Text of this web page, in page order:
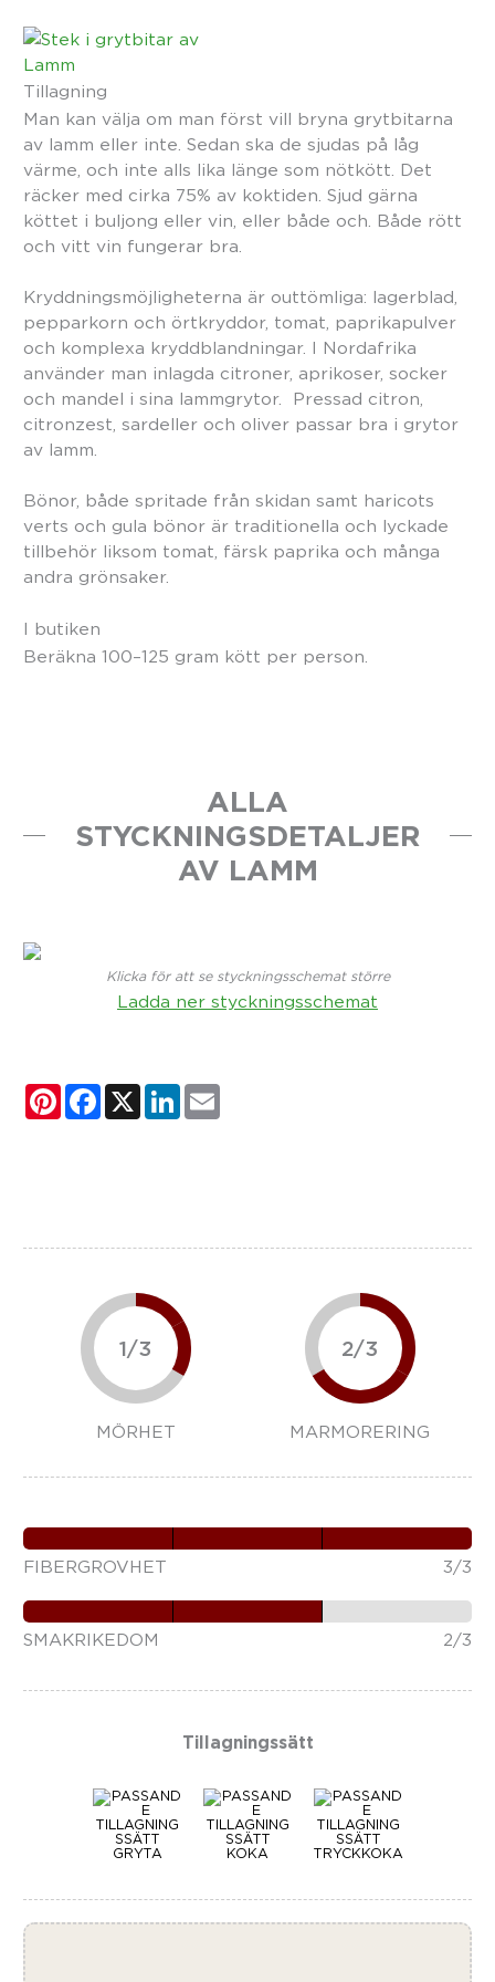
Tillagning
Man kan välja om man först vill bryna grytbitarna
av lamm eller inte. Sedan ska de sjudas på låg
värme, och inte alls lika länge som nötkött. Det
räcker med cirka 75% av koktiden. Sjud gärna
köttet i buljong eller vin, eller både och. Både rött
och vitt vin fungerar bra.
Kryddningsmöjligheterna är outtömliga: lagerblad,
pepparkorn och örtkryddor, tomat, paprikapulver
och komplexa kryddblandningar. I Nordafrika
använder man inlagda citroner, aprikoser, socker
och mandel i sina lammgrytor. Pressad citron,
citronzest, sardeller och oliver passar bra i grytor
av lamm.
Bönor, både spritade från skidan samt haricots
verts och gula bönor är traditionella och lyckade
tillbehör liksom tomat, färsk paprika och många
andra grönsaker.
I butiken
Beräkna 100–125 gram kött per person.
ALLA
STYCKNINGSDETALJER
AV LAMM
Klicka för att se styckningsschemat större
Ladda ner styckningsschemat
PinterestFacebook
X LinkedIn
1/3
MÖRHET
2/3
MARMORERING
FIBERGROVHET 3/3
SMAKRIKEDOM 2/3
Tillagningssätt
GRYTA KOKA TRYCKKOKA